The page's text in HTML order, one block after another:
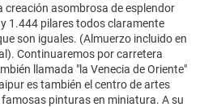
creación asombrosa de esplendor
1.444 pilares todos claramente
son iguales. (Almuerzo incluido en
Continuaremos por carretera
llamada "la Venecia de Oriente"
es también el centro de artes
pinturas en miniatura. A su